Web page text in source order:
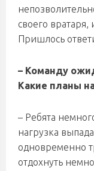
своего вратаря,
Пришлось
– Команду
Какие планы
– Ребята
нагрузка
одновременно
отдохнуть